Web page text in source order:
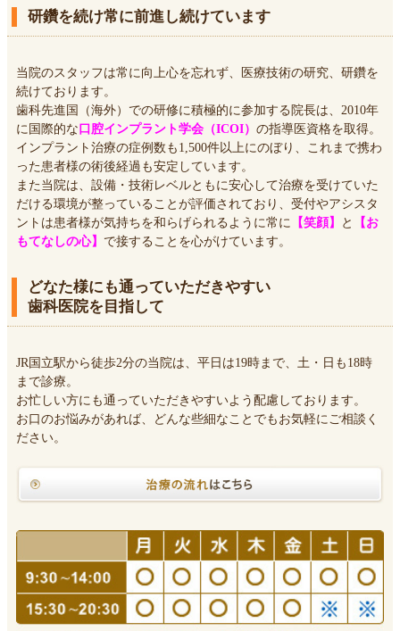
研鑽を続け常に前進し続けています
当院のスタッフは常に向上心を忘れず、医療技術の研究、研鑽を
続けております。
歯科先進国（海外）での研修に積極的に参加する院長は、2010年
に国際的な口腔インプラント学会（ICOI） の指導医資格を取得。
インプラント治療の症例数も1,500件以上にのぼり、これまで携わ
った患者様の術後経過も安定しています。
また当院は、設備・技術レベルともに安心して治療を受けていた
だける環境が整っていることが評価されており、受付やアシスタ
ントは患者様が気持ちを和らげられるように常に
【笑顔】 と
【お
もてなしの心】 で接することを心がけています。
どなた様にも通っていただきやすい
歯科医院を目指して
JR国立駅から徒歩2分の当院は、平日は19時まで、土・日も18時
まで診療。
お忙しい方にも通っていただきやすいよう配慮しております。
お口のお悩みがあれば、どんな些細なことでもお気軽にご相談く
ださい。